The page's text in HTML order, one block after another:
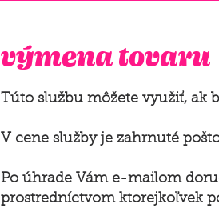
výmena tovaru
Túto službu môžete využiť, ak
V cene služby je zahrnuté
Po úhrade Vám e-mailom
prostredníctvom ktorejkoľvek